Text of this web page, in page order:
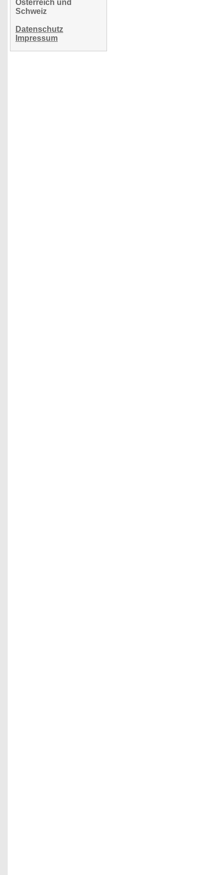
Österreich und
Schweiz
Datenschutz
Impressum